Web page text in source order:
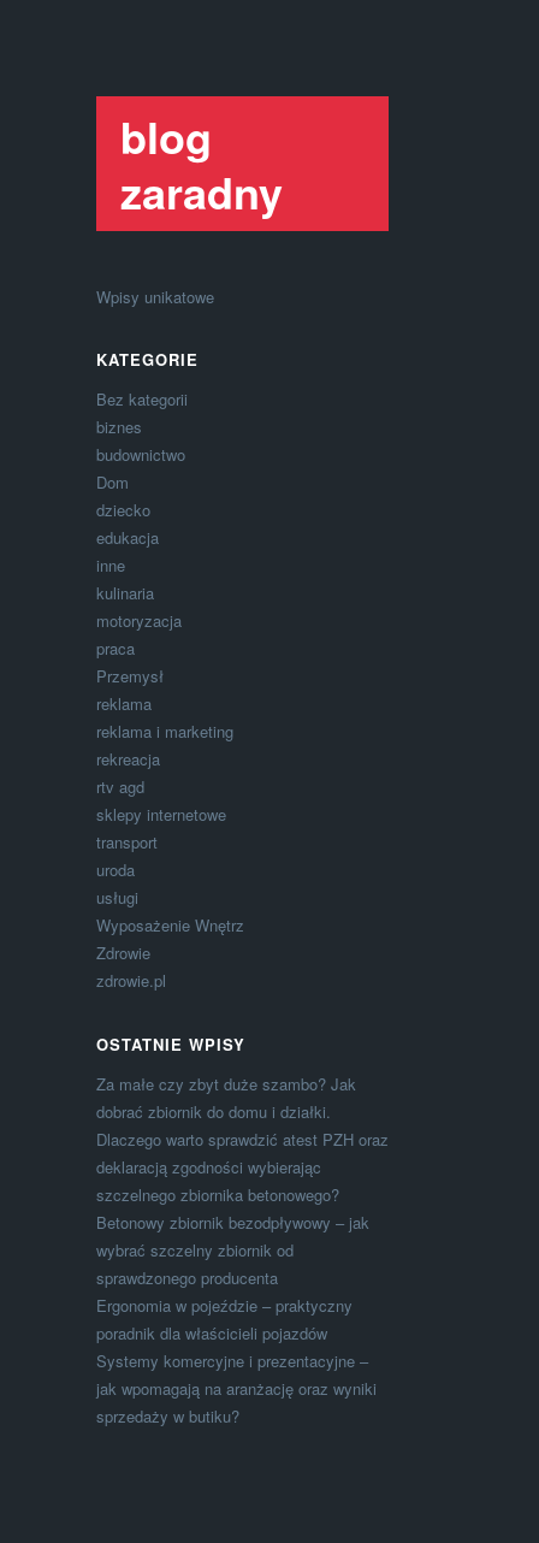
blog
zaradny
Wpisy unikatowe
KATEGORIE
Bez kategorii
biznes
budownictwo
Dom
dziecko
edukacja
inne
kulinaria
motoryzacja
praca
Przemysł
reklama
reklama i marketing
rekreacja
rtv agd
sklepy internetowe
transport
uroda
usługi
Wyposażenie Wnętrz
Zdrowie
zdrowie.pl
OSTATNIE WPISY
Za małe czy zbyt duże szambo? Jak
dobrać zbiornik do domu i działki.
Dlaczego warto sprawdzić atest PZH oraz
deklaracją zgodności wybierając
szczelnego zbiornika betonowego?
Betonowy zbiornik bezodpływowy – jak
wybrać szczelny zbiornik od
sprawdzonego producenta
Ergonomia w pojeździe – praktyczny
poradnik dla właścicieli pojazdów
Systemy komercyjne i prezentacyjne –
jak wpomagają na aranżację oraz wyniki
sprzedaży w butiku?